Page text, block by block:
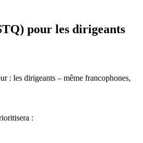
pour les dirigeants
: les dirigeants – même francophones,
: